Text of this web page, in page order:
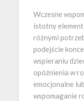
Wczesne
istotny
różnymi
podejście
wspieraniu
opóźnienia w
emocjonalne
wspomaganie